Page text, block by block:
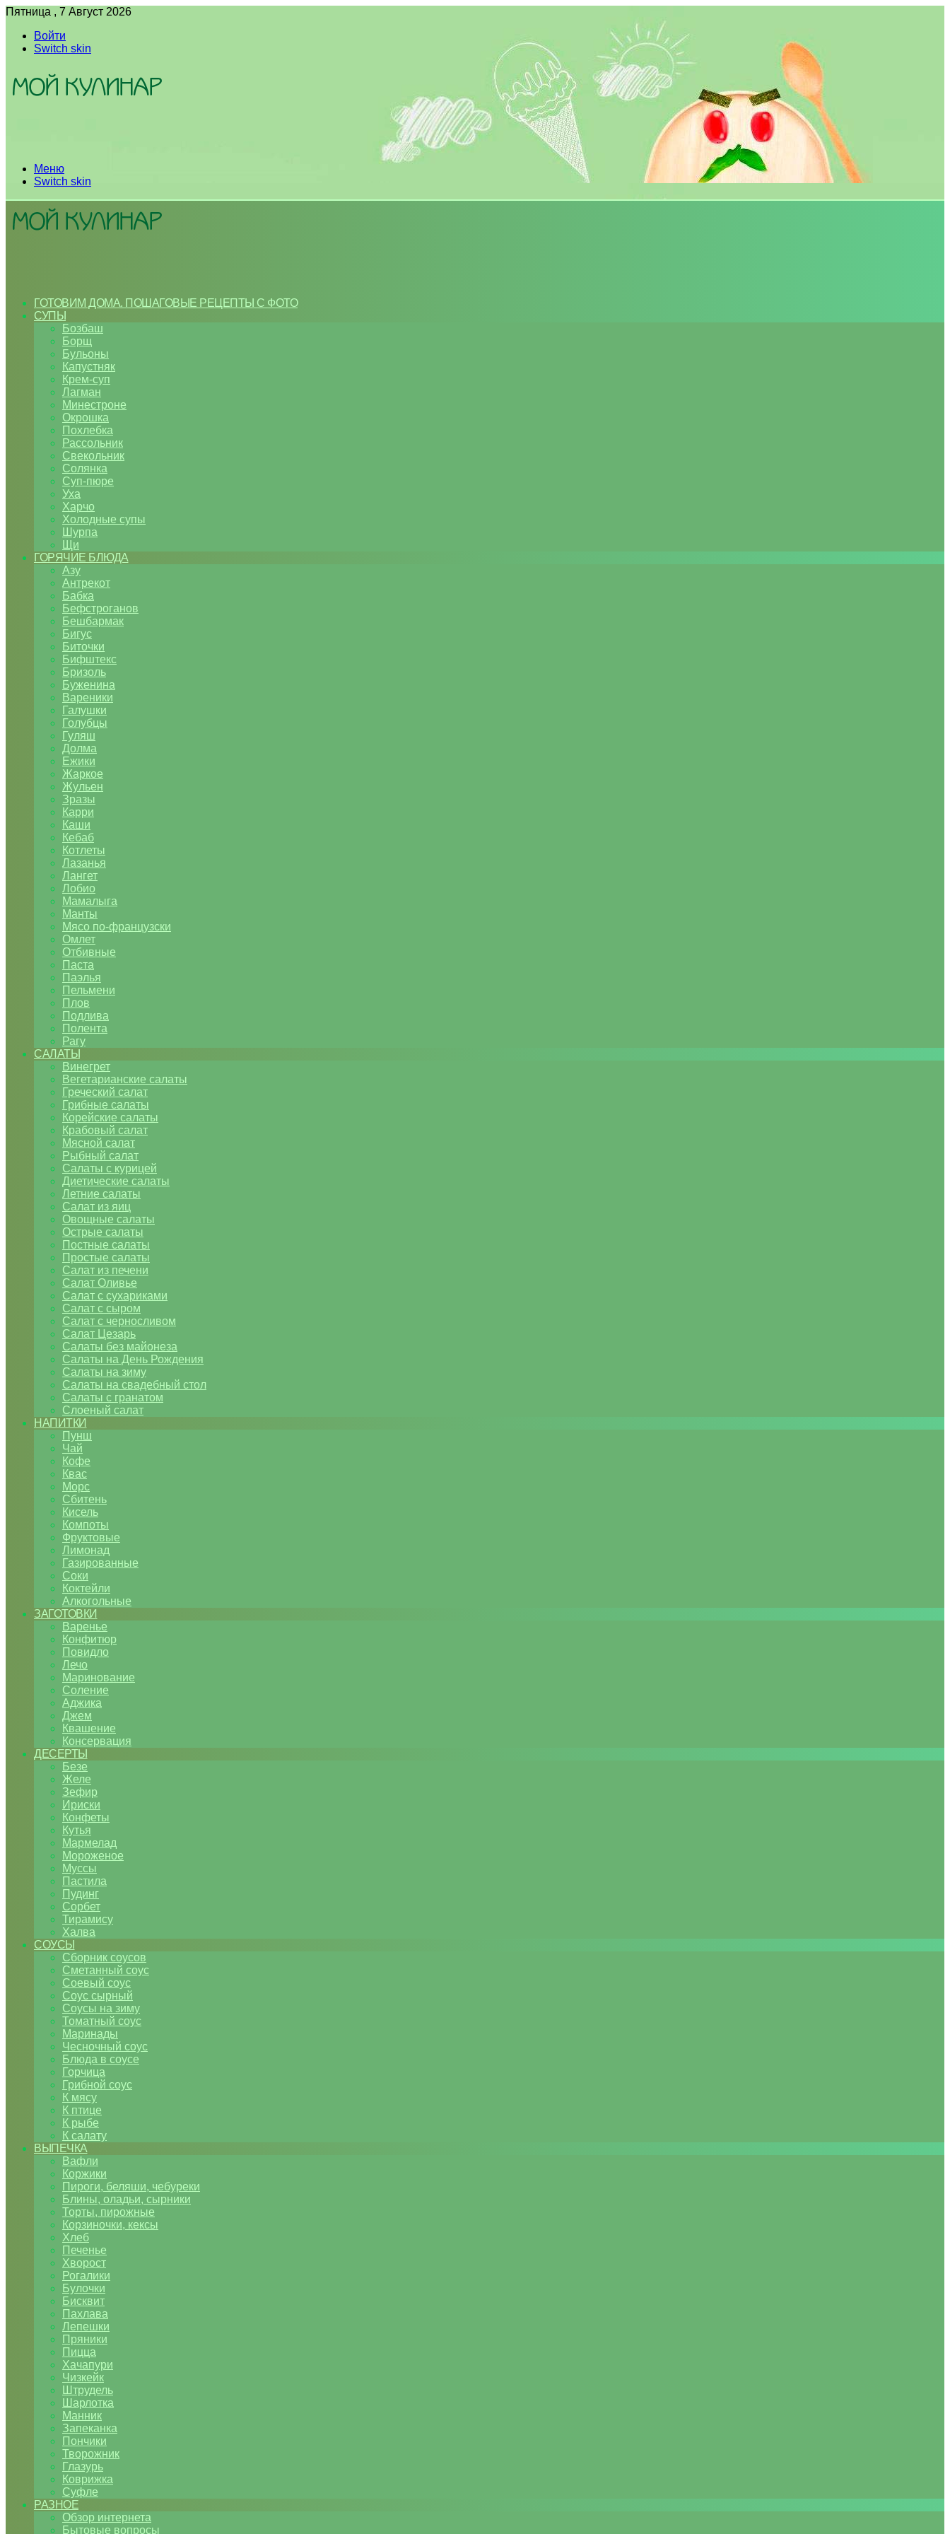
Пятница , 7 Август 2026
Войти
Switch skin
Меню
Switch skin
ГОТОВИМ ДОМА. ПОШАГОВЫЕ РЕЦЕПТЫ С ФОТО
СУПЫ
Бозбаш
Борщ
Бульоны
Капустняк
Крем-суп
Лагман
Минестроне
Окрошка
Похлебка
Рассольник
Свекольник
Солянка
Суп-пюре
Уха
Харчо
Холодные супы
Шурпа
Щи
ГОРЯЧИЕ БЛЮДА
Азу
Антрекот
Бабка
Бефстроганов
Бешбармак
Бигус
Биточки
Бифштекс
Бризоль
Буженина
Вареники
Галушки
Голубцы
Гуляш
Долма
Ежики
Жаркое
Жульен
Зразы
Карри
Каши
Кебаб
Котлеты
Лазанья
Лангет
Лобио
Мамалыга
Манты
Мясо по-французски
Омлет
Отбивные
Паста
Паэлья
Пельмени
Плов
Подлива
Полента
Рагу
САЛАТЫ
Винегрет
Вегетарианские салаты
Греческий салат
Грибные салаты
Корейские салаты
Крабовый салат
Мясной салат
Рыбный салат
Салаты с курицей
Диетические салаты
Летние салаты
Салат из яиц
Овощные салаты
Острые салаты
Постные салаты
Простые салаты
Салат из печени
Салат Оливье
Салат с сухариками
Салат с сыром
Салат с черносливом
Салат Цезарь
Салаты без майонеза
Салаты на День Рождения
Салаты на зиму
Салаты на свадебный стол
Салаты с гранатом
Слоеный салат
НАПИТКИ
Пунш
Чай
Кофе
Квас
Морс
Сбитень
Кисель
Компоты
Фруктовые
Лимонад
Газированные
Соки
Коктейли
Алкогольные
ЗАГОТОВКИ
Варенье
Конфитюр
Повидло
Лечо
Маринование
Соление
Аджика
Джем
Квашение
Консервация
ДЕСЕРТЫ
Безе
Желе
Зефир
Ириски
Конфеты
Кутья
Мармелад
Мороженое
Муссы
Пастила
Пудинг
Сорбет
Тирамису
Халва
СОУСЫ
Сборник соусов
Сметанный соус
Соевый соус
Соус сырный
Соусы на зиму
Томатный соус
Маринады
Чесночный соус
Блюда в соусе
Горчица
Грибной соус
К мясу
К птице
К рыбе
К салату
ВЫПЕЧКА
Вафли
Коржики
Пироги, беляши, чебуреки
Блины, оладьи, сырники
Торты, пирожные
Корзиночки, кексы
Хлеб
Печенье
Хворост
Рогалики
Булочки
Бисквит
Пахлава
Лепешки
Пряники
Пицца
Хачапури
Чизкейк
Штрудель
Шарлотка
Манник
Запеканка
Пончики
Творожник
Глазурь
Коврижка
Суфле
РАЗНОЕ
Обзор интернета
Бытовые вопросы